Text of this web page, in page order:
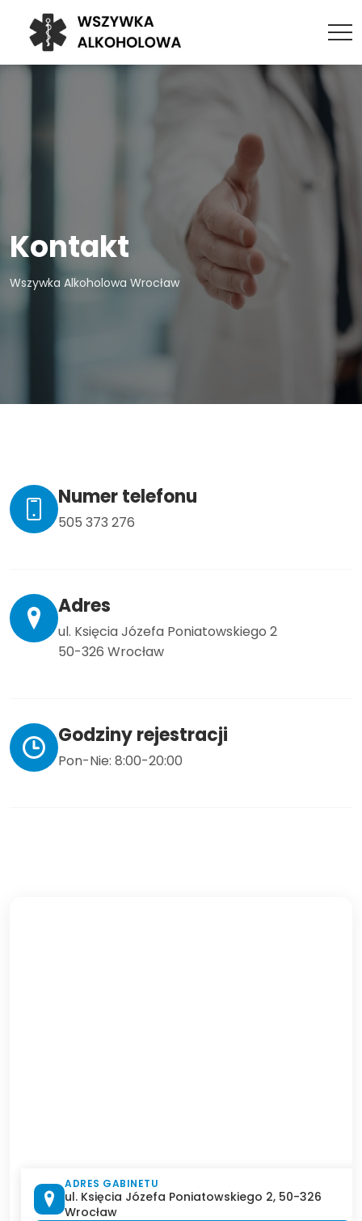
Kontakt
Wszywka Alkoholowa Wrocław
Numer telefonu
505 373 276
Adres
ul. Księcia Józefa Poniatowskiego 2
50-326 Wrocław
Godziny rejestracji
Pon-Nie: 8:00-20:00
ADRES GABINETU
ul. Księcia Józefa Poniatowskiego 2, 50-326
Wrocław